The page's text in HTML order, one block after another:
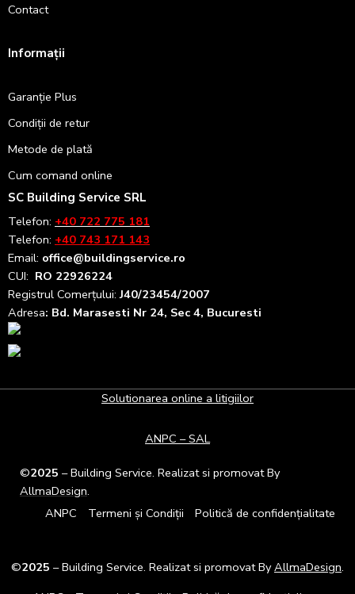
Contact
Informații
Garanție Plus
Condiții de retur
Metode de plată
Cum comand online
SC Building Service SRL
Telefon: +40 722 775 181
Telefon: +40 743 171 143
Email: office@buildingservice.ro
CUI: RO 22926224
Registrul Comerțului:J40/23454/2007
Adresa: Bd. Marasesti Nr 24, Sec 4, Bucuresti
Solutionarea online a litigiilor
ANPC – SAL
©2025 – Building Service. Realizat si promovat By
AllmaDesign.
ANPC
Termeni și Condiții Politică de confidențialitate
©2025 – Building Service. Realizat si promovat ByAllmaDesign.